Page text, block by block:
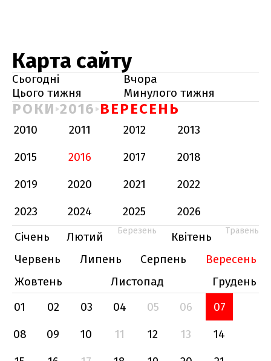
Карта сайту
Сьогодні
Вчора
Цього тижня
Минулого тижня
РОКИ 2016 ВЕРЕСЕНЬ
2010 2011 2012
2013
2015
2016 2017
2018
2019
2020 2021
2022
2023
2024 2025
2026
Січень
Лютий Березень Квітень Травень
Червень Липень Серпень
Вересень
Жовтень
Листопад
Грудень
01
02 03 04 05 06
07
08
09 10 11 12 13
14